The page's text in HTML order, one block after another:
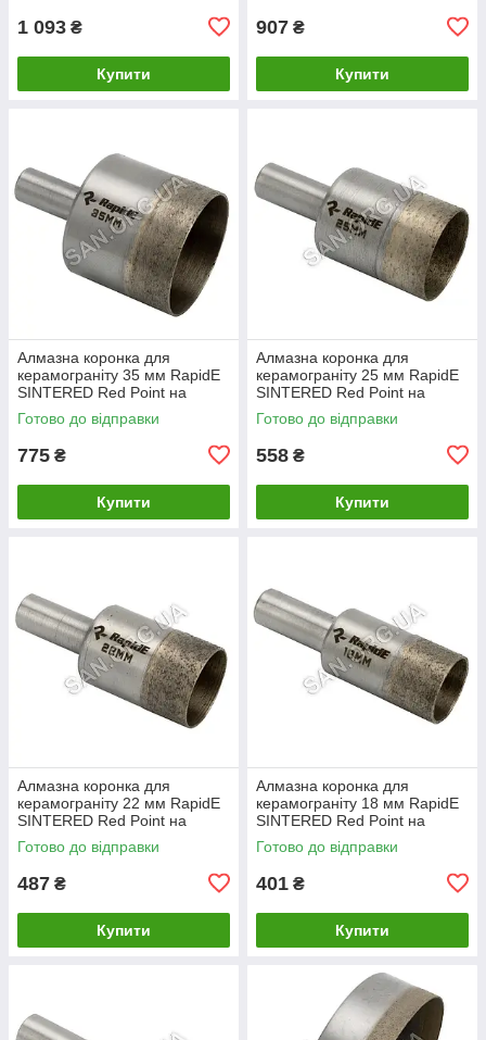
1 093 ₴
Купити
907 ₴
Купити
Алмазна коронка для
керамограніту 35 мм RapidE
SINTERED Red Point на
Дриль
Готово до відправки
775 ₴
Купити
Алмазна коронка для
керамограніту 25 мм RapidE
SINTERED Red Point на
Дриль
Готово до відправки
558 ₴
Купити
Алмазна коронка для
керамограніту 22 мм RapidE
SINTERED Red Point на
Дриль
Готово до відправки
487 ₴
Купити
Алмазна коронка для
керамограніту 18 мм RapidE
SINTERED Red Point на
Дриль
Готово до відправки
401 ₴
Купити